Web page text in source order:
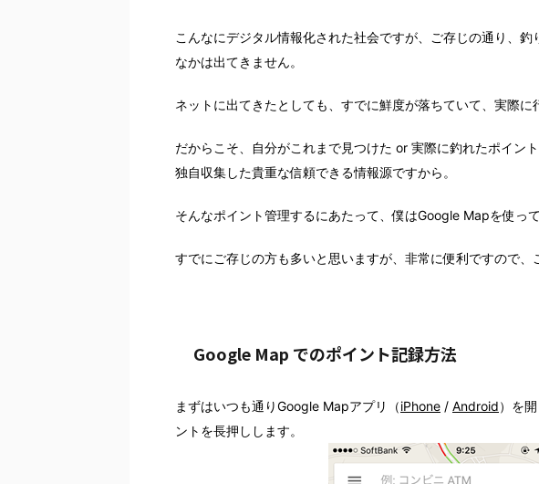
こんなにデジタル情報化された社会ですが、ご存じの通り、
なかは出てきません。
ネットに出てきたとしても、すでに鮮度が落ちていて、実際に
だからこそ、自分がこれまで見つけた or 実際に釣れたポイン
独自収集した貴重な信頼できる情報源ですから。
そんなポイント管理するにあたって、僕はGoogle Mapを使って
すでにご存じの方も多いと思いますが、非常に便利ですので、
Google Map でのポイント記録方法
まずはいつも通りGoogle Mapアプリ（iPhone / Android）を
ントを長押しします。